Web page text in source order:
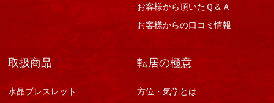
お客様から頂いたＱ＆Ａ
お客様からの口コミ情報
取扱商品
水晶ブレスレット
転居の極意
方位・気学とは